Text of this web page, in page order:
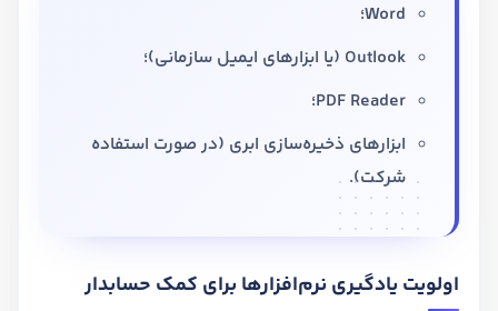
Word؛
Outlook (یا ابزارهای ایمیل سازمانی)؛
PDF Reader؛
ابزارهای ذخیره‌سازی ابری (در صورت استفاده
شرکت).
اولویت یادگیری نرم‌افزارها برای کمک حسابدار